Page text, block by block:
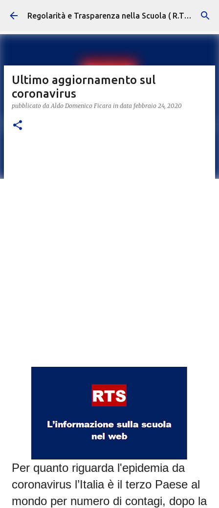
Passa ai contenuti principali Regolarità e Trasparenza nella Scuola ( R.T.S. )
Ultimo aggiornamento sul
coronavirus
pubblicato daAldo Domenico Ficara in data febbraio 24, 2020
Per quanto riguarda l'epidemia da
coronavirus l’Italia è il terzo Paese al
mondo per numero di contagi, dopo la